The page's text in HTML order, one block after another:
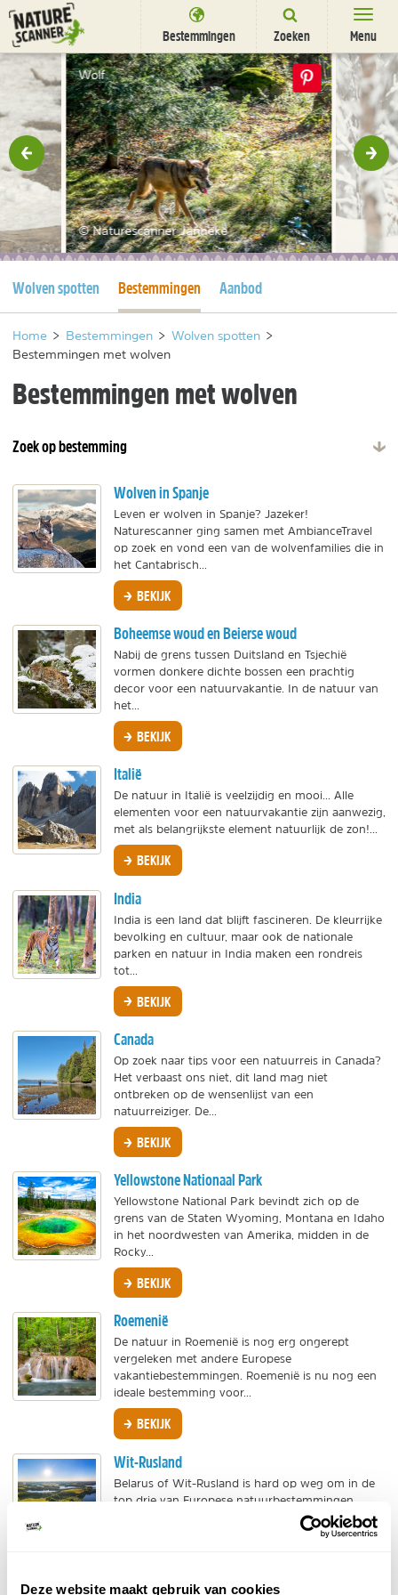
Deze website maakt gebruik van cookies
Ga
naar
content
Bestemmingen Zoeken Menu
Bestemmingen
Overnachten
Activiteiten
Natuurparken
Dieren
Nieuwsbrief Uitgelicht
Wolf
© Naturescanner Janneke
Huidige pagina
Wolven spotten Huidige pagina
Bestemmingen Aanbod
Home > Bestemmingen > Wolven spotten >
Bestemmingen met wolven
Bestemmingen met wolven
Zoek op bestemming
Wolven in Spanje
Leven er wolven in Spanje? Jazeker!
Naturescanner ging samen met AmbianceTravel
op zoek en vond een van de wolvenfamilies die in
het Cantabrisch...
BEKIJK
Boheemse woud en Beierse woud
Nabij de grens tussen Duitsland en Tsjechië
vormen donkere dichte bossen een prachtig
decor voor een natuurvakantie. In de natuur van
het...
BEKIJK
Italië
De natuur in Italië is veelzijdig en mooi... Alle
elementen voor een natuurvakantie zijn aanwezig,
met als belangrijkste element natuurlijk de zon!...
BEKIJK
India
India is een land dat blijft fascineren. De kleurrijke
bevolking en cultuur, maar ook de nationale
parken en natuur in India maken een rondreis
tot...
BEKIJK
Canada
Op zoek naar tips voor een natuurreis in Canada?
Het verbaast ons niet, dit land mag niet
ontbreken op de wensenlijst van een
natuurreiziger. De...
BEKIJK
Yellowstone Nationaal Park
Yellowstone National Park bevindt zich op de
grens van de Staten Wyoming, Montana en Idaho
in het noordwesten van Amerika, midden in de
Rocky...
BEKIJK
Roemenië
De natuur in Roemenië is nog erg ongerept
vergeleken met andere Europese
vakantiebestemmingen. Roemenië is nu nog een
ideale bestemming voor...
BEKIJK
Wit-Rusland
Belarus of Wit-Rusland is hard op weg om in de
top drie van Europese natuurbestemmingen
geplaatst te worden. Een arcadisch, bijna